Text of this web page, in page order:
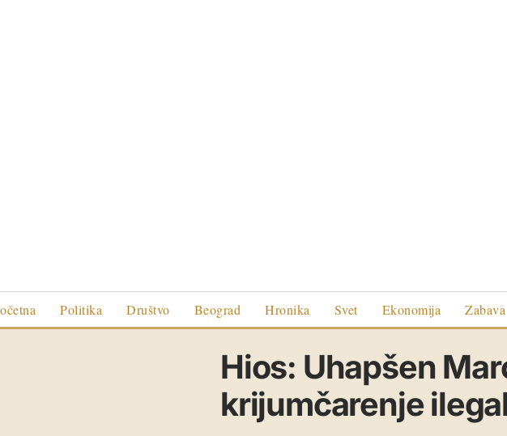
Politika Društvo Beograd Hronika Svet Ekonomija Zabava
Hios: Uhapšen
krijumčarenje